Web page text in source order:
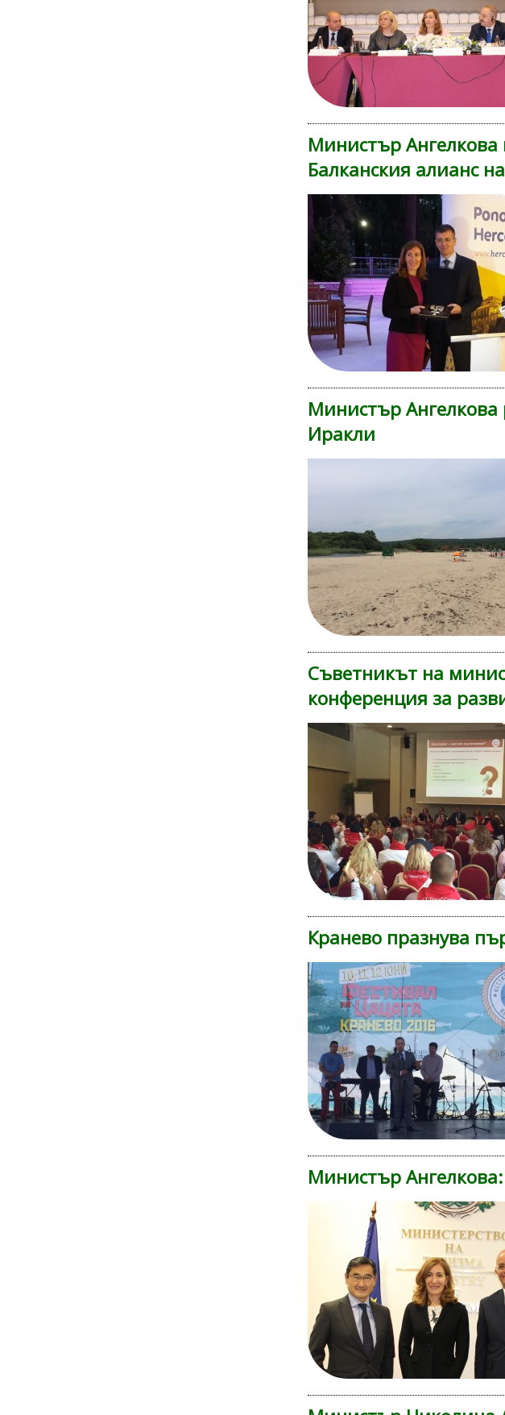
Министър Ангелкова
Балканския алианс
Министър
Иракли
Съветникът на
конференция за
Кранево празнува
Министър